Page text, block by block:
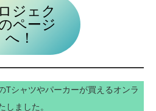
ジェク
ページ
へ！
Tシャツやパーカーが買えるオンラ
ました。